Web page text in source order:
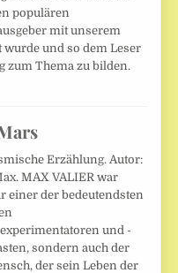
populären
mit unserem
und so dem Leser
zum Thema zu bilden.
Erzählung. Autor:
MAX VALIER war
einer der bedeutendsten
und -
sondern auch der
der sein Leben der